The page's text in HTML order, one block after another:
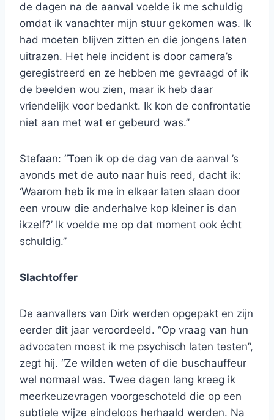
de dagen na de aanval voelde ik me schuldig
omdat ik vanachter mijn stuur gekomen was. Ik
had moeten blijven zitten en die jongens laten
uitrazen. Het hele incident is door camera’s
geregistreerd en ze hebben me gevraagd of ik
de beelden wou zien, maar ik heb daar
vriendelijk voor bedankt. Ik kon de confrontatie
niet aan met wat er gebeurd was.”
Stefaan: “Toen ik op de dag van de aanval ’s
avonds met de auto naar huis reed, dacht ik:
‘Waarom heb ik me in elkaar laten slaan door
een vrouw die anderhalve kop kleiner is dan
ikzelf?’ Ik voelde me op dat moment ook écht
schuldig.”
Slachtoffer
De aanvallers van Dirk werden opgepakt en zijn
eerder dit jaar veroordeeld. “Op vraag van hun
advocaten moest ik me psychisch laten testen”,
zegt hij. “Ze wilden weten of die buschauffeur
wel normaal was. Twee dagen lang kreeg ik
meerkeuzevragen voorgeschoteld die op een
subtiele wijze eindeloos herhaald werden. Na